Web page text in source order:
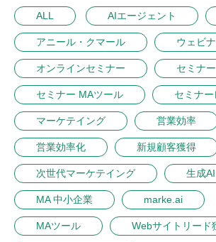
ALL AIエージェント
アニール・クマール ウェビ
オンラインセミナー セミナー
セミナー MAツール セミナー
マーケテイング 営業効率
営業効率化 新規顧客獲得
次世代マーケテイング 生成AI
MA 中小企業 marke.ai
MAツール Webサイトリード